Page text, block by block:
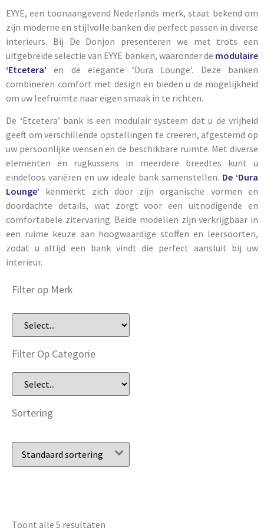
EYYE, een toonaangevend Nederlands merk, staat bekend om
zijn moderne en stijlvolle banken die perfect passen in diverse
interieurs. Bij De Donjon presenteren we met trots een
uitgebreide selectie van EYYE banken, waaronder de modulaire
‘Etcetera’ en de elegante ‘Dura Lounge’. Deze banken
combineren comfort met design en bieden u de mogelijkheid
om uw leefruimte naar eigen smaak in te richten.
De ‘Etcetera’ bank is een modulair systeem dat u de vrijheid
geeft om verschillende opstellingen te creëren, afgestemd op
uw persoonlijke wensen en de beschikbare ruimte. Met diverse
elementen en rugkussens in meerdere breedtes kunt u
eindeloos variëren en uw ideale bank samenstellen. De ‘Dura
Lounge’ kenmerkt zich door zijn organische vormen en
doordachte details, wat zorgt voor een uitnodigende en
comfortabele zitervaring. Beide modellen zijn verkrijgbaar in
een ruime keuze aan hoogwaardige stoffen en leersoorten,
zodat u altijd een bank vindt die perfect aansluit bij uw
interieur.
Filter op Merk
Filter Op Categorie
Sortering
Toont alle 5 resultaten